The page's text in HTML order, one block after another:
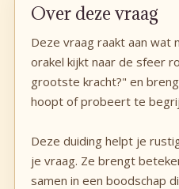
Over deze vraag
Deze vraag raakt aan wat
orakel kijkt naar de sfeer
grootste kracht?" en
hoopt of probeert te
Deze duiding helpt je
je vraag. Ze brengt
samen in een boodschap